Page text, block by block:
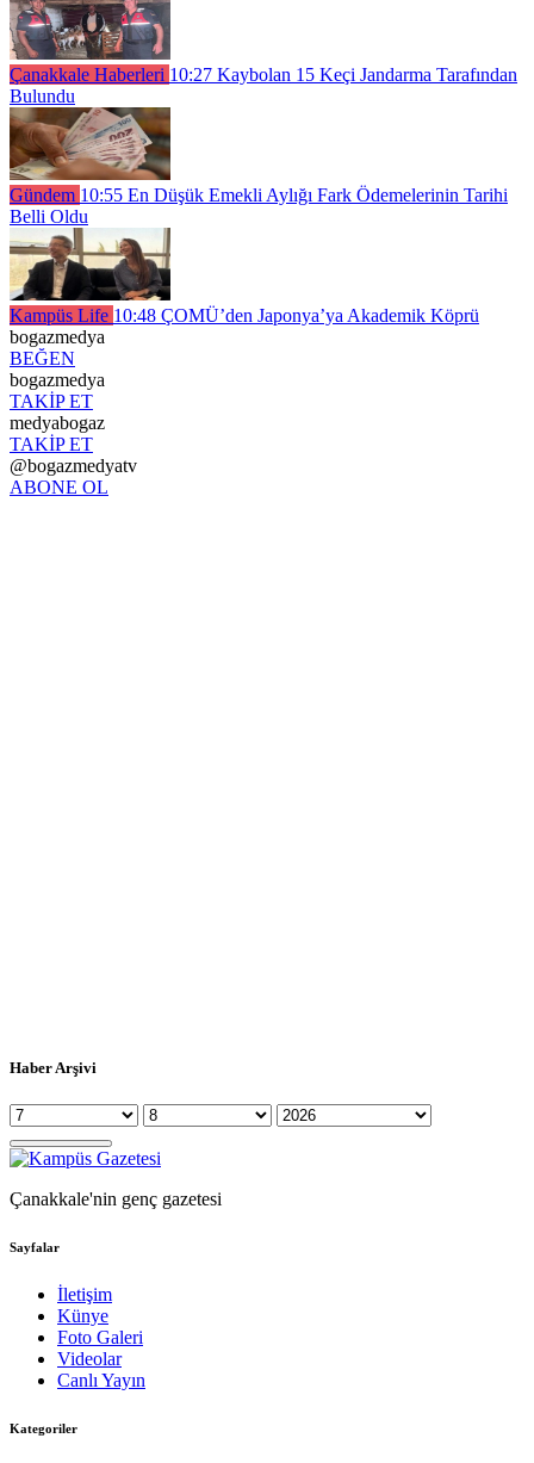
Çanakkale Haberleri 10:27 Kaybolan 15 Keçi Jandarma Tarafından
Bulundu
Gündem 10:55 En Düşük Emekli Aylığı Fark Ödemelerinin Tarihi
Belli Oldu
Kampüs Life 10:48 ÇOMÜ’den Japonya’ya Akademik Köprü
bogazmedya
BEĞEN
bogazmedya
TAKİP ET
medyabogaz
TAKİP ET
@bogazmedyatv
ABONE OL
Haber Arşivi
Çanakkale'nin genç gazetesi
Sayfalar
İletişim
Künye
Foto Galeri
Videolar
Canlı Yayın
Kategoriler